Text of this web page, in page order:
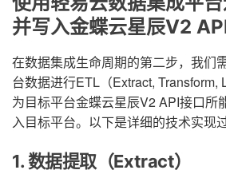
并写入金蝶云星辰V2
在数据集成生命周期的第二步，我们
台数据进行ETL（Extract, Transform,
为目标平台金蝶云星辰V2 API接口所
入目标平台。以下是详细的技术实现过
1. 数据提取（Extract）